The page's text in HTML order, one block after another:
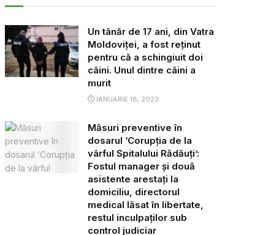
Un tânăr de 17 ani, din Vatra
Moldoviței, a fost reținut
pentru că a schingiuit doi
câini. Unul dintre câini a
murit
IANUARIE 18, 2023
Măsuri preventive în
dosarul ‘Corupția de la
vârful Spitalului Rădăuți’:
Fostul manager și două
asistente arestați la
domiciliu, directorul
medical lăsat în libertate,
restul inculpaților sub
control judiciar